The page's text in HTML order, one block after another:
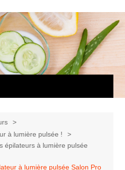
à lumière pulsée !
épilateurs à lumière pulsée
à lumière pulsée Salon Pro